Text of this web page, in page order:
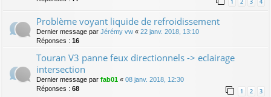
Problème voyant liquide de refroidissement
Dernier message par Jérémy vw « 22 janv. 2018, 13:10
Réponses : 16
Touran V3 panne feux directionnels -> eclairage
intersection
Dernier message par fab01 « 08 janv. 2018, 12:30
Réponses : 68 1 2 3